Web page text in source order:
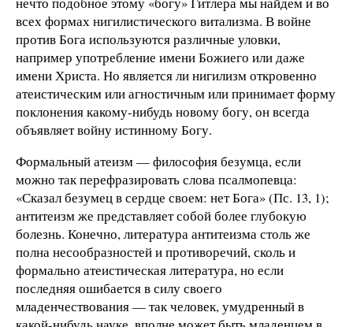
всех формах нигилистического витализма. В войне
против Бога используются различные уловки,
например употребление имени Божиего или даже
имени Христа. Но является ли нигилизм откровенно
атеистическим или агностичным или принимает форму
поклонения какому-нибудь новому богу, он всегда
объявляет войну истинному Богу.
Формальный атеизм — философия безумца, если
можно так перефразировать слова псалмопевца:
«Сказал безумец в сердце своем: нет Бога» (Пс. 13, 1);
антитеизм же представляет собой более глубокую
болезнь. Конечно, литература антитеизма столь же
полна несообразностей и противоречий, сколь и
формально атеистическая литература, но если
последняя ошибается в силу своего
младенчествования — так человек, умудренный в